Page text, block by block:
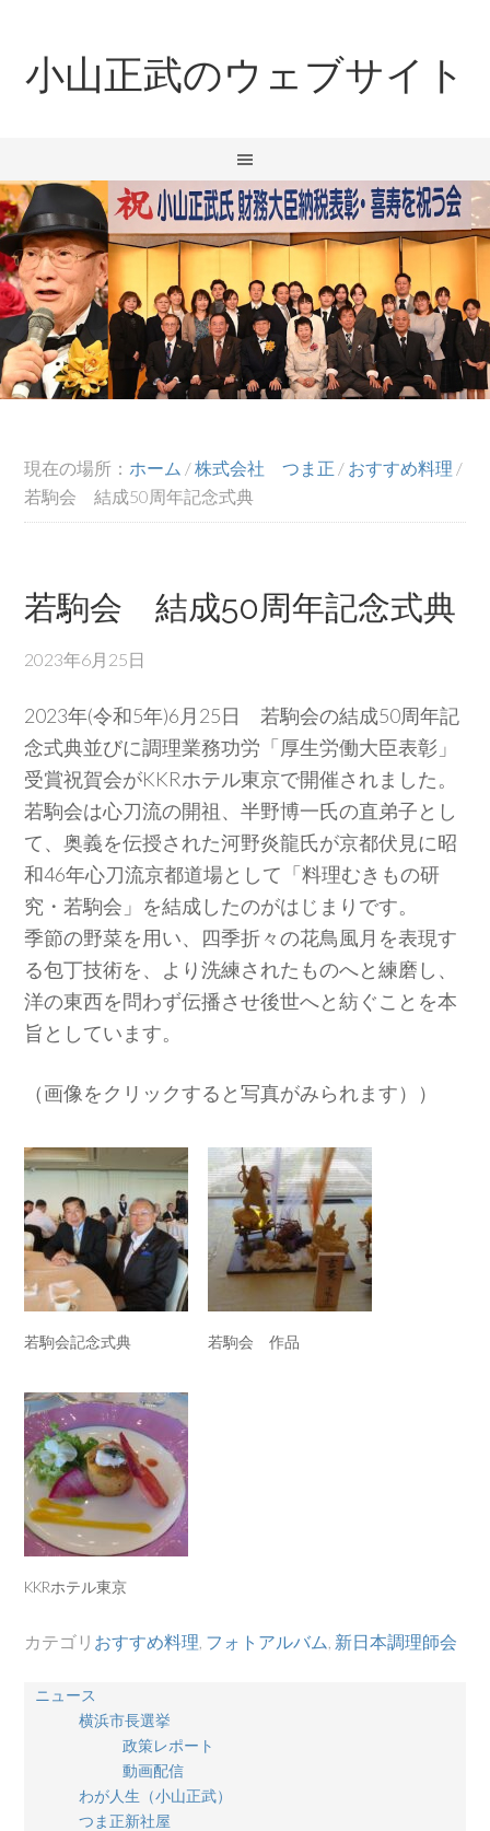
小山正武のウェブサイト
現在の場所： ホーム /株式会社 つま正 / おすすめ料理 /
若駒会 結成50周年記念式典
若駒会 結成50周年記念式典
2023年6月25日
2023年(令和5年)6月25日 若駒会の結成50周年記
念式典並びに調理業務功労「厚生労働大臣表彰」
受賞祝賀会がKKRホテル東京で開催されました。
若駒会は心刀流の開祖、半野博一氏の直弟子とし
て、奥義を伝授された河野炎龍氏が京都伏見に昭
和46年心刀流京都道場として「料理むきもの研
究・若駒会」を結成したのがはじまりです。
季節の野菜を用い、四季折々の花鳥風月を表現す
る包丁技術を、より洗練されたものへと練磨し、
洋の東西を問わず伝播させ後世へと紡ぐことを本
旨としています。
（画像をクリックすると写真がみられます））
若駒会記念式典 若駒会 作品
KKRホテル東京
カテゴリ おすすめ料理 フォトアルバム 新日本調理師会
ニュース
横浜市長選挙
政策レポート
動画配信
わが人生（小山正武）
つま正新社屋